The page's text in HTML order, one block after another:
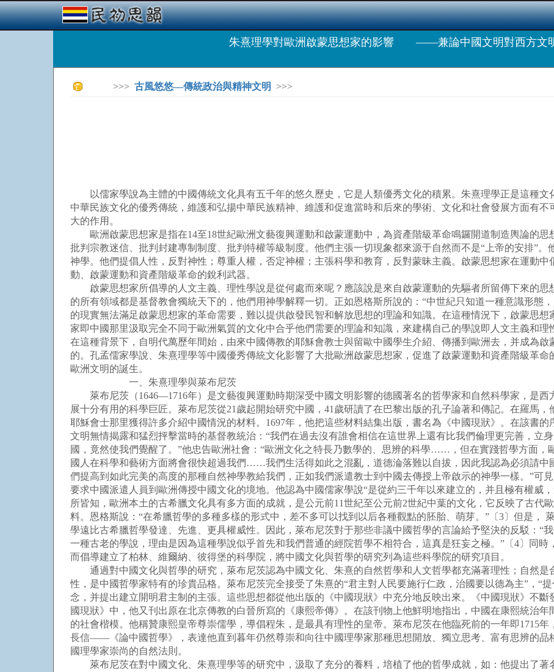
朱熹理學對歐洲啟蒙思想家的影響 ——兼論中國文明對西方文
>>> 古風悠悠—傳統政治與精神文明 >>>
以儒家學說為主體的中國傳統文化具有五千年的悠久歷史，它是人類優秀文化的積累。朱熹理學正是這種文
中華民族文化的優秀傳統，維護和弘揚中華民族精神、維護和促進當時和后來的學術、文化和社會發展方面有
大的作用。
歐洲啟蒙思想家是指在14至18世紀歐洲文藝復興運動和啟蒙運動中，為資產階級革命鳴鑼開道制造輿論的思
批判宗教迷信、批判封建專制制度、批判特權等級制度。他們主張一切現象都來源于自然而不是“上帝的安排”
神學。他們提倡人性，反對神性；尊重人權，否定神權；主張科學和教育，反對蒙昧主義。啟蒙思想家在運動
動、啟蒙運動和資產階級革命的銳利武器。
啟蒙思想家所倡導的人文主義、理性學說是從何處而來呢？應該說是來自啟蒙運動的先驅者所留傳下來的思
的所有領域都是基督教會獨統天下的，他們用神學解釋一切。正如恩格斯所說的：“中世紀只知道一種意識形態
的現實無法滿足啟蒙思想家的革命需要，難以提供啟發民智和解放思想的理論和知識。在這種情況下，啟蒙思
家即中國那里汲取完全不同于歐洲氣質的文化中合乎他們需要的理論和知識，來建構自己的學說即人文主義和
在這種背景下，自明代萬歷年間始，由來中國傳教的耶穌會教士與留歐中國學生介紹、傳播到歐洲去，并成為
的。孔孟儒家學說、朱熹理學等中國優秀傳統文化影響了大批歐洲啟蒙思想家，促進了啟蒙運動和資產階級革
歐洲文明的誕生。
一、朱熹理學與萊布尼茨
萊布尼茨（1646—1716年）是文藝復興運動時期深受中國文明影響的德國著名的哲學家和自然科學家，是西
展十分有用的科學巨匠。萊布尼茨從21歲起開始研究中國，41歲研讀了在巴黎出版的孔子論著和傳記。在羅馬
耶穌會士那里獲得許多介紹中國情況的材料。1697年，他把這些材料結集出版，書名為《中國現狀》。在該書
文明無情揭露和猛烈抨擊當時的基督教統治：“我們在過去沒有誰會相信在這世界上還有比我們倫理更完善，立
國，竟然使我們覺醒了。”他忠告歐洲社會：“歐洲文化之特長乃數學的、思辨的科學……，但在實踐哲學方面，
國人在科學和藝術方面將會很快超過我們……我們生活得如此之混亂，道德淪落難以自拔，因此我認為必須請中
們提高到如此完美的高度的那種自然神學教給我們，正如我們派遣教士到中國去傳授上帝啟示的神學一樣。”可
要求中國派遣人員到歐洲傳授中國文化的境地。他認為中國儒家學說“是從約三千年以來建立的，并且極有權威
所皆知，歐洲本土的古希臘文化具有多方面的成就，是公元前11世紀至公元前2世紀中葉的文化，它反映了古代
料。恩格斯說：“在希臘哲學的多種多樣的形式中，差不多可以找到以后各種觀點的胚胎、萌芽。”〔3〕但是，
學遠比古希臘哲學發達、先進、更具權威性。因此，萊布尼茨對于那些非議中國哲學的言論給予堅決的反駁：“
一種古老的學說，理由是因為這種學說似乎首先和我們普通的經院哲學不相符合，這真是狂妄之極。”〔4〕同
而倡導建立了柏林、維爾納、彼得堡的科學院，將中國文化與哲學的研究列為這些科學院的研究項目。
通過對中國文化與哲學的研究，萊布尼茨認為中國文化、朱熹的自然哲學和人文哲學都充滿著理性；自然是
性，是中國哲學家特有的珍貴品格。萊布尼茨完全接受了朱熹的“君主對人民要施行仁政，治國要以德為主”，“
念，并提出建立開明君主制的主張。這些思想都從他出版的《中國現狀》中充分地反映出來。《中國現狀》不
國現狀》中，他又刊出原在北京傳教的白晉所寫的《康熙帝傳》。在該刊物上他鮮明地指出，中國在康熙統治
的社會楷模。他稱贊康熙皇帝尊崇儒學，導倡程朱，是最具有理性的皇帝。萊布尼茨在他臨死前的一年即1715
長信——《論中國哲學》，表達他直到暮年仍然尊崇和向往中國理學家那種思想開放、獨立思考、富有思辨的品
國理學家崇尚的自然法則。
萊布尼茨在對中國文化、朱熹理學等的研究中，汲取了充分的養料，培植了他的哲學成就，如：他提出了著